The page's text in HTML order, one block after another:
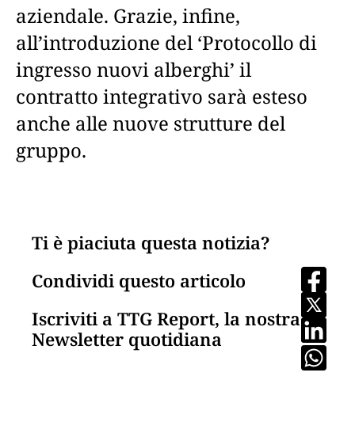
aziendale. Grazie, infine,
all’introduzione del ‘Protocollo di
ingresso nuovi alberghi’ il
contratto integrativo sarà esteso
anche alle nuove strutture del
gruppo.
Ti è piaciuta questa notizia?
Condividi questo articolo
Iscriviti a TTG Report, la nostra
Newsletter quotidiana